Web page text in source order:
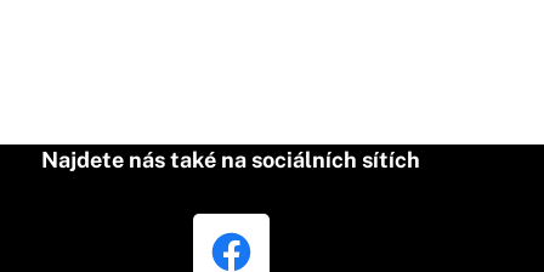
Najdete nás také na sociálních sítích